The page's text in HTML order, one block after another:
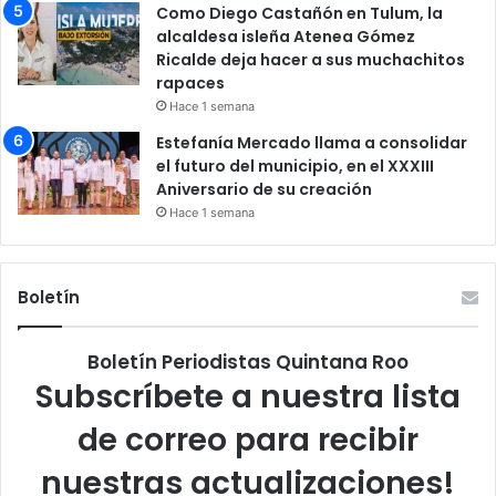
Como Diego Castañón en Tulum, la
alcaldesa isleña Atenea Gómez
Ricalde deja hacer a sus muchachitos
rapaces
Hace 1 semana
Estefanía Mercado llama a consolidar
el futuro del municipio, en el XXXIII
Aniversario de su creación
Hace 1 semana
Boletín
Boletín Periodistas Quintana Roo
Subscríbete a nuestra lista
de correo para recibir
nuestras actualizaciones!